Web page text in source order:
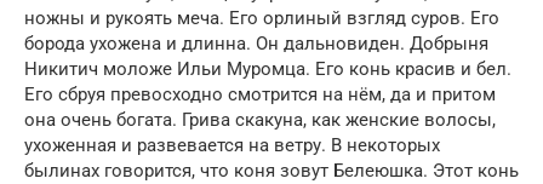
ножны и рукоять меча. Его орлиный взгляд суров. Его
борода ухожена и длинна. Он дальновиден. Добрыня
Никитич моложе Ильи Муромца. Его конь красив и бел.
Его сбруя превосходно смотрится на нём, да и притом
она очень богата. Грива скакуна, как женские волосы,
ухоженная и развевается на ветру. В некоторых
былинах говорится, что коня зовут Белеюшка. Этот конь